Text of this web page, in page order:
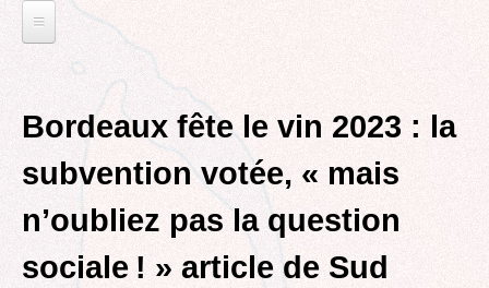
L'EAU ET LES DECHETS
ECONOMIE D’EAU, SAGE, SÉCHERESSE
LA GESTION DES DECHETS
CONTRAT DE L'EAU, POLLUTIONS DIVERSES
ELECTIONS
MUNICIPALES 2014
DÉPARTEMENTALES 2015
MUNICIPALES 2020
RUBRIQUE EN CHANTIER ET A COMPLETER
TRANSITION ECOLOGIQUE
RUBRIQUE EN CHANTIER
LA LUTTE CONTRE L’AFFICHAGE
PUBLICITAIRE
VOIRIE DOMAINE PUBLIC À MÉRIGNAC
LE TRAMWAY REJOINT L'AÉROPORT DE
to
top
Bordeaux fête le vin 2023 : la
subvention votée, « mais
n’oubliez pas la question
sociale ! » article de Sud